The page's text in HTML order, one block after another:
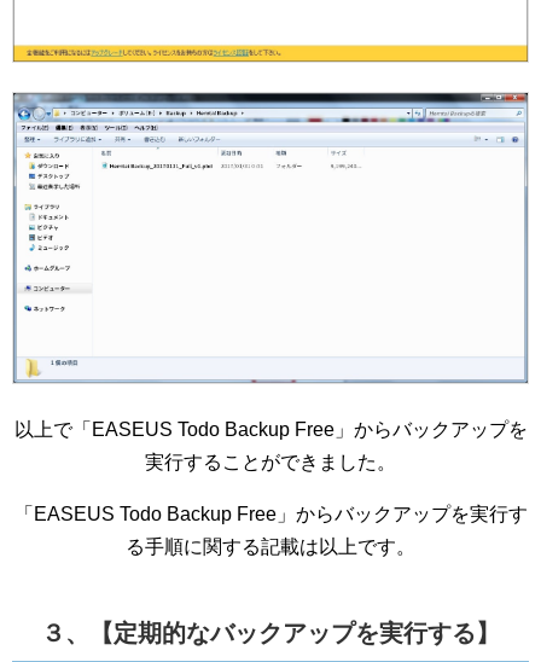
以上で「EASEUS Todo Backup Free」からバックアップを
実行することができました。
「EASEUS Todo Backup Free」からバックアップを実行す
る手順に関する記載は以上です。
３、【定期的なバックアップを実行する】